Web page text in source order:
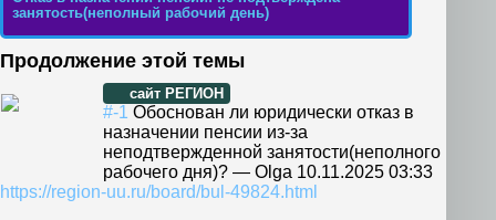
занятость(неполный рабочий день)
Продолжение этой темы
сайт РЕГИОН
#-1 Обоснован ли юридически отказ в
назначении пенсии из-за
неподтвержденной занятости(неполного
рабочего дня)? — Olga 10.11.2025 03:33
https://region-uu.ru/board/bul-49824.html